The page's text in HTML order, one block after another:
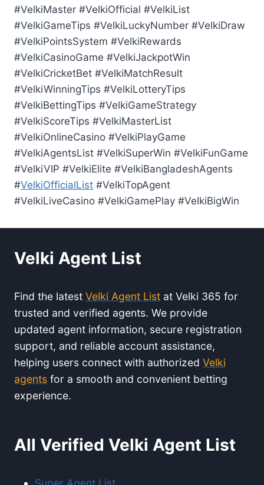
#VelkiMaster #VelkiOfficial #VelkiList
#VelkiGameTips #VelkiLuckyNumber #VelkiDraw
#VelkiPointsSystem #VelkiRewards
#VelkiCasinoGame #VelkiJackpotWin
#VelkiCricketBet #VelkiMatchResult
#VelkiWinningTips #VelkiLotteryTips
#VelkiBettingTips #VelkiGameStrategy
#VelkiScoreTips #VelkiMasterList
#VelkiOnlineCasino #VelkiPlayGame
#VelkiAgentsList #VelkiSuperWin #VelkiFunGame
#VelkiVIP #VelkiElite #VelkiBangladeshAgents
#VelkiOfficialList #VelkiTopAgent
#VelkiLiveCasino #VelkiGamePlay #VelkiBigWin
Velki Agent List
Find the latest Velki Agent List at Velki 365 for
trusted and verified agents. We provide
updated agent information, secure registration
support, and reliable account assistance,
helping users connect with authorized Velki
agents for a smooth and convenient betting
experience.
All Verified Velki Agent List